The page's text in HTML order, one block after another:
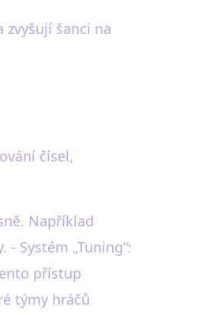
zvyšují šanci na
čísel,
Například
Systém „Tuning“:
přístup
týmy hráčů